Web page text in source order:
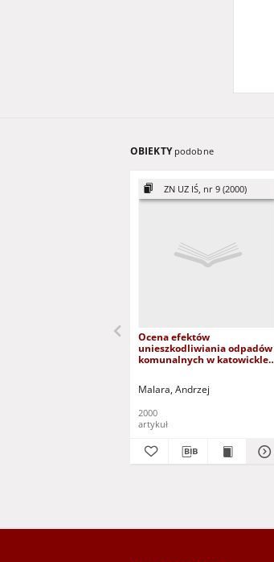
OBIEKTY podobne
ZN UZ IŚ, nr 9 (2000)
Ocena efektów
unieszkodliwiania odpadów
komunalnych w katowicklej
Malara, Andrzej
2000
artykuł